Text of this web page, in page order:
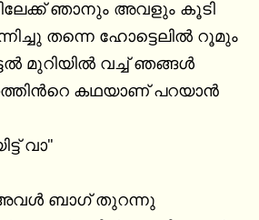
ഞാനും അവളും കൂടി
തന്നെ ഹോട്ടെലില്‍ റൂമും
മുറിയില്‍ വച്ച് ഞങ്ങള്‍
കഥയാണ്‌ പറയാന്‍
ബാഗ്‌ തുറന്നു